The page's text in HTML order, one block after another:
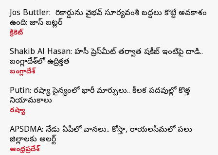
Jos Buttler: నా రికార్డును వైభవ్ సూర్యవంశీ బద్దలు కొట్టే అవకాశం
ఉంది: జాస్ బట్లర్
క్రికెట్
Shakib Al Hasan: హసీనా ప్రెస్‌మీట్‌ తర్వాత షకీబ్‌ ఇంటిపై దాడి..
బంగ్లాదేశ్‌లో ఉద్రిక్తత
బంగ్లాదేశ్
Putin: రష్యా సైన్యంలో భారీ మార్పులు.. కీలక పదవుల్లో కొత్త
నియామకాలు
రష్యా
APSDMA: నేడు ఏపీలో వానలు.. కోస్తా, రాయలసీమలో పలు
జిల్లాలకు అలర్ట్
ఆంధ్రప్రదేశ్